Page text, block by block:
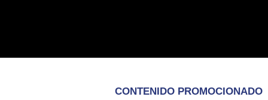
CONTENIDO PROMOCIONADO